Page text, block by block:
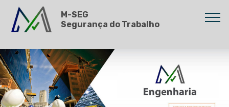
M-SEG
Segurança do Trabalho